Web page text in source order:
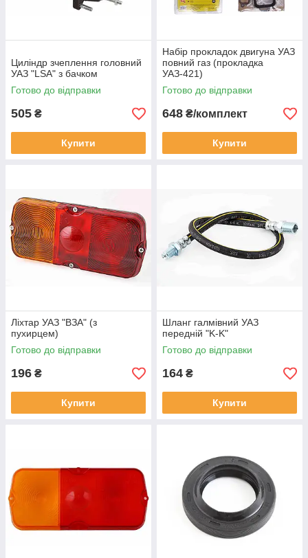
Циліндр зчеплення головний
УАЗ "LSA" з бачком
Готово до відправки
505 ₴
Купити
Набір прокладок двигуна УАЗ
повний газ (прокладка
УАЗ-421)
Готово до відправки
648 ₴/комплект
Купити
Ліхтар УАЗ "ВЗА" (з
пухирцем)
Готово до відправки
196 ₴
Купити
Шланг галмівний УАЗ
передній "K-K"
Готово до відправки
164 ₴
Купити